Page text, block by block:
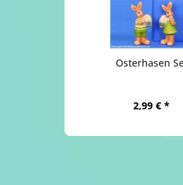
Osterhasen
2,99 € *